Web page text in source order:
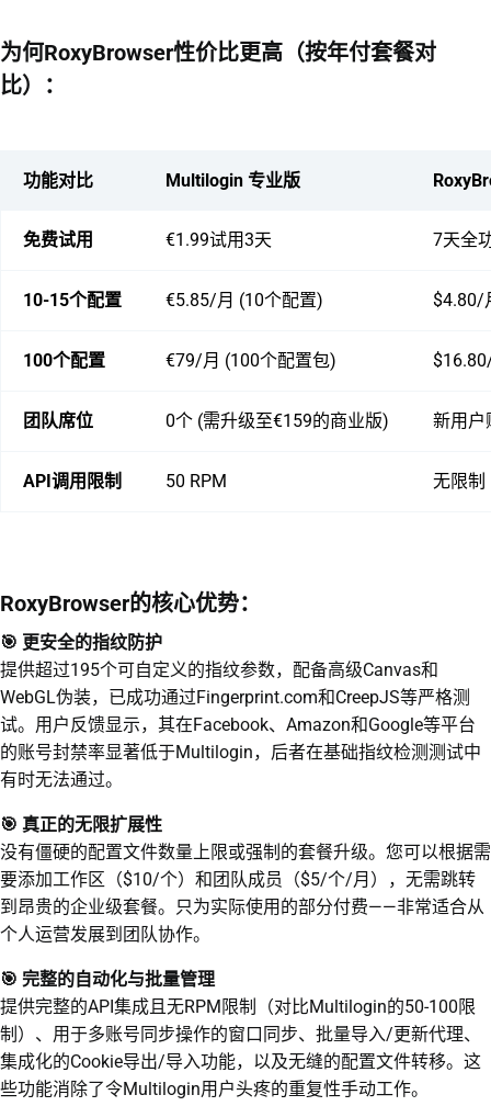
为何RoxyBrowser性价比更高（按年付套餐对
比）：
功能对比 Multilogin 专业版
免费试用 €1.99试用3天 7天全
10-15个配置 €5.85/月 (10个配置) $4.80/
100个配置 €79/月 (100个配置包)
团队席位 0个 (需升级至€159的商业版) 新用
API调用限制 50 RPM 无限制
RoxyBrowser的核心优势：
🎯 更安全的指纹防护
提供超过195个可自定义的指纹参数，配备高级Canvas和
WebGL伪装，已成功通过Fingerprint.com和CreepJS等严格测
试。用户反馈显示，其在Facebook、Amazon和Google等平台
的账号封禁率显著低于Multilogin，后者在基础指纹检测测试中
有时无法通过。
🎯 真正的无限扩展性
没有僵硬的配置文件数量上限或强制的套餐升级。您可以根据需
要添加工作区（$10/个）和团队成员（$5/个/月），无需跳转
到昂贵的企业级套餐。只为实际使用的部分付费——非常适合从
个人运营发展到团队协作。
🎯 完整的自动化与批量管理
提供完整的API集成且无RPM限制（对比Multilogin的50-100限
制）、用于多账号同步操作的窗口同步、批量导入/更新代理、
集成化的Cookie导出/导入功能，以及无缝的配置文件转移。这
些功能消除了令Multilogin用户头疼的重复性手动工作。